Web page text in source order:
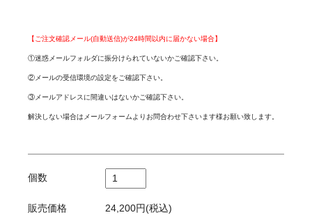
【ご注文確認メール(自動送信)が24時間以内に届かない場合】
①迷惑メールフォルダに振分けられていないかご確認下さい。
②メールの受信環境の設定をご確認下さい。
③メールアドレスに間違いはないかご確認下さい。
解決しない場合はメールフォームよりお問合わせ下さいます様お願い致します。
個数
販売価格 24,200円(税込)